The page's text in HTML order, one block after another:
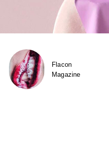
Flacon
Magazine